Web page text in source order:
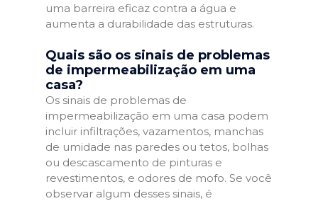
uma barreira eficaz contra a água e
aumenta a durabilidade das estruturas.
Quais são os sinais de problemas
de impermeabilização em uma
casa?
Os sinais de problemas de
impermeabilização em uma casa podem
incluir infiltrações, vazamentos, manchas
de umidade nas paredes ou tetos, bolhas
ou descascamento de pinturas e
revestimentos, e odores de mofo. Se você
observar algum desses sinais, é